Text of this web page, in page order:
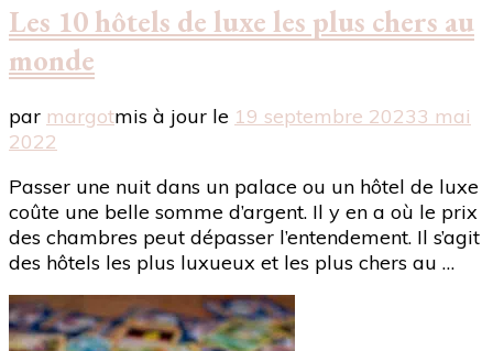
Les 10 hôtels de luxe les plus chers au
monde
par margotmis à jour le 19 septembre 20233 mai
2022
Passer une nuit dans un palace ou un hôtel de luxe
coûte une belle somme d’argent. Il y en a où le prix
des chambres peut dépasser l’entendement. Il s’agit
des hôtels les plus luxueux et les plus chers au …